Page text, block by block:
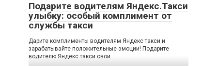
Подарите водителям Яндекс.Такси
улыбку: особый комплимент от
службы такси
Дарите комплименты водителям Яндекс такси и
зарабатывайте положительные эмоции! Подарите
водителю Яндекс такси свои